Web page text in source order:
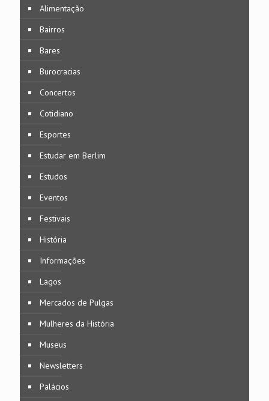
Alimentação
Bairros
Bares
Burocracias
Concertos
Cotidiano
Esportes
Estudar em Berlim
Estudos
Eventos
Festivais
História
Informações
Lagos
Mercados de Pulgas
Mulheres da História
Museus
Newsletters
Palácios